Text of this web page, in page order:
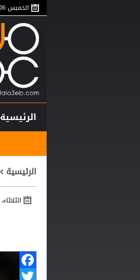
الخميس 06-08-2026
الرئيسية
الرئيسية
الثلاثاء، 23-11-2021
Facebook
Twitter